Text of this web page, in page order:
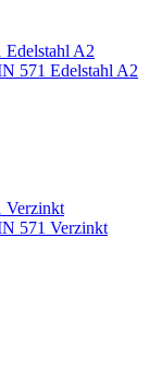
Edelstahl A2
571 Edelstahl A2
Verzinkt
571 Verzinkt